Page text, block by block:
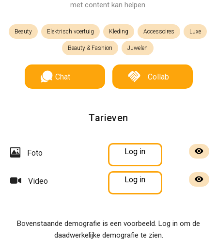
met content kan helpen.
Beauty Elektrisch voertuig Kleding Accessoires Luxe
Beauty & Fashion Juwelen
Chat Collab
Tarieven
Foto Log in
Video Log in
Bovenstaande demografie is een voorbeeld. Log in om de
daadwerkelijke demografie te zien.